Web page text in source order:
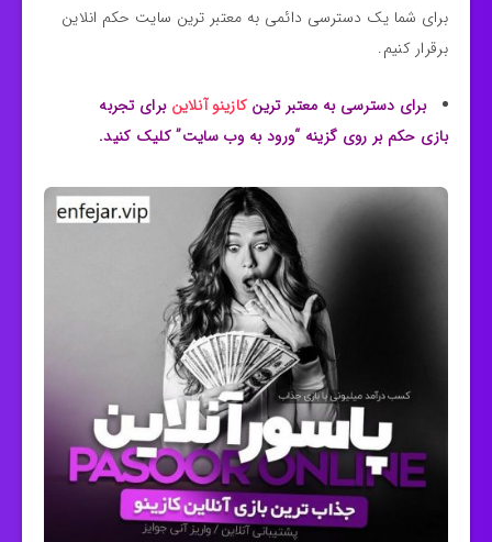
برای شما یک دسترسی دائمی به معتبر ترین سایت حکم انلاین
برقرار کنیم.
برای دسترسی به معتبر ترین کازینو آنلاین برای تجربه
بازی حکم بر روی گزینه “ورود به وب سایت” کلیک کنید.